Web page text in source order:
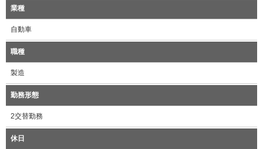
業種
自動車
職種
製造
勤務形態
2交替勤務
休日